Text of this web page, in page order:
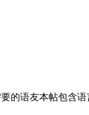
的语友本帖包含